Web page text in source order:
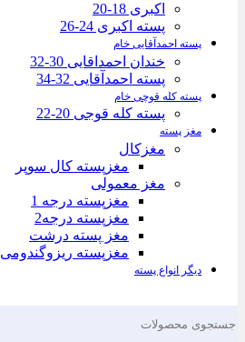
اکبری 18-20
پسته اکبری 24-26
پسته احمدآقایی خام
خندان احمداقایی 30-32
پسته احمدآقایی 32-34
پسته کله قوچی خام
پسته کله قوجی 20-22
مغز پسته
مغزکال
مغزپسته کال سوپر
مغز معمولی
مغزپسته درجه 1
مغزپسته درجه2
مغز پسته درشت
مغزپسته ریزوگندومی
دیگر انواع پسته